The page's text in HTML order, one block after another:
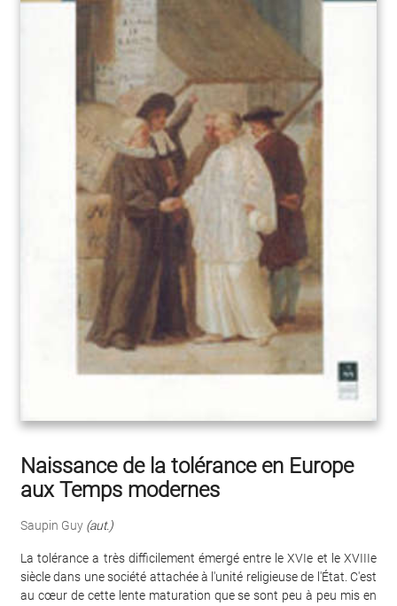
Naissance de la tolérance en Europe
aux Temps modernes
Saupin Guy (aut.)
La tolérance a très difficilement émergé entre le XVIe et le XVIIIe
siècle dans une société attachée à l'unité religieuse de l'État. C'est
au cœur de cette lente maturation que se sont peu à peu mis en